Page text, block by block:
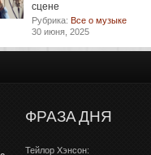
сцене
Рубрика: Все о музыке
30 июня, 2025
ФРАЗА ДНЯ
Тейлор Хэнсон: